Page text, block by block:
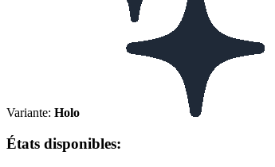
Variante: Holo
États disponibles: